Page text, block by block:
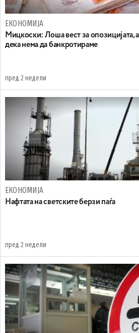
ЕКОНОМИЈА
Мицкоски: Лоша вест за опозицијата, а
дека нема да банкротираме
пред 2 недели
ЕКОНОМИЈА
Нафтата на светските берзи паѓа
пред 2 недели